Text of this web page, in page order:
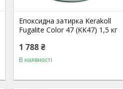
Епоксидна затирка Kerakoll
Fugalite Color 47 (KK47) 1,5 кг
1 788 ₴
В наявності